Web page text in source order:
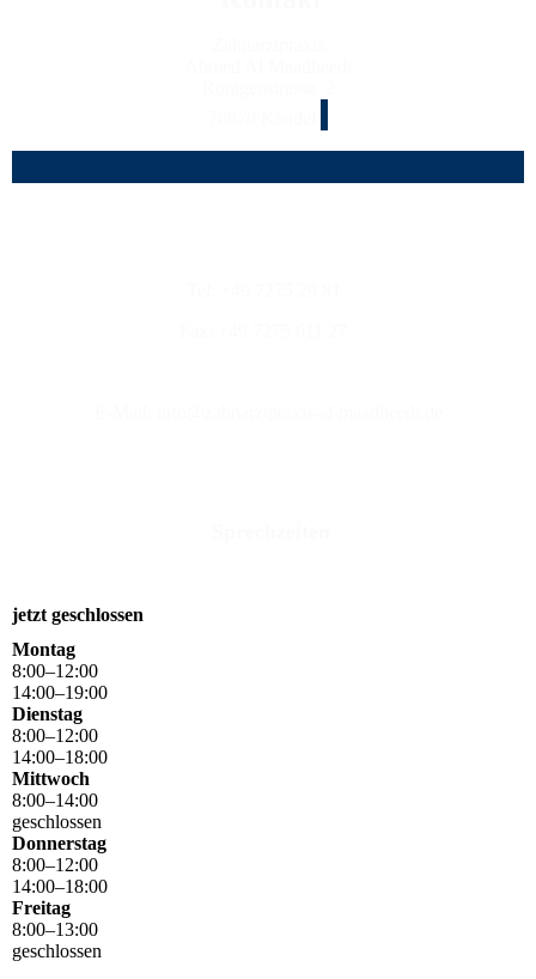
jetzt geschlossen
Montag
8:00–12:00
14:00–19:00
Dienstag
8:00–12:00
14:00–18:00
Mittwoch
8:00–14:00
geschlossen
Donnerstag
8:00–12:00
14:00–18:00
Freitag
8:00–13:00
geschlossen